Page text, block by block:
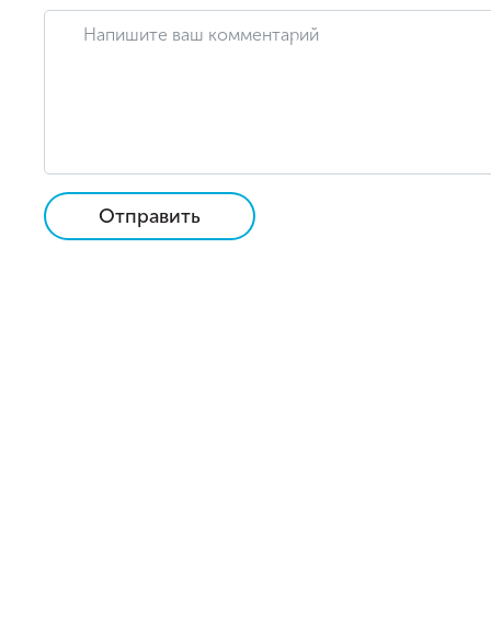
Отправить